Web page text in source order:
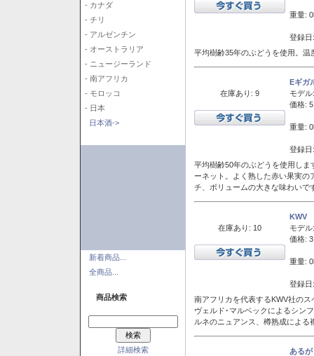
- カナダ
- チリ
- アルゼンチン
- オーストラリア
- ニュージーランド
- 南アフリカ
- モロッコ
- 日本
日本酒->
新着商品...
全商品...
商品検索
詳細検索
重量:
登録
平均樹齢35年のぶどうを使用。
在庫あり: 9
Eギガ
モデル:
価格:
重量:
登録
平均樹齢50年のぶどうを使用し
ーネット。よく熟した赤い果実
チ、ボリュームの大きな味わいで
在庫あり: 10
KWV
モデル:
価格:
重量:
登録
南アフリカを代表するKWV社の
ヴェルド･マルベックによるシン
ルネのニュアンス、樽熟成によ
ある